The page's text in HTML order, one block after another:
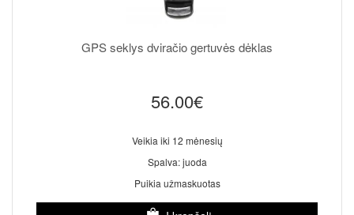
GPS seklys dviračio gertuvės dėklas
56.00€
Veikia iki 12 mėnesių
Spalva: juoda
Puikia užmaskuotas